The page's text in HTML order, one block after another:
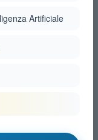
Artificiale